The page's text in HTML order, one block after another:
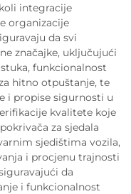
integracije
organizacije
da svi
značajke, uključujući
funkcionalnost
hitno otpuštanje, te
i propise sigurnosti u
kvalitete koje
za sjedala
sjedištima vozila,
i procjenu trajnosti
da
i funkcionalnost